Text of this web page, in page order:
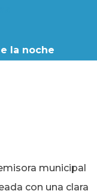
la noche
municipal
con una clara